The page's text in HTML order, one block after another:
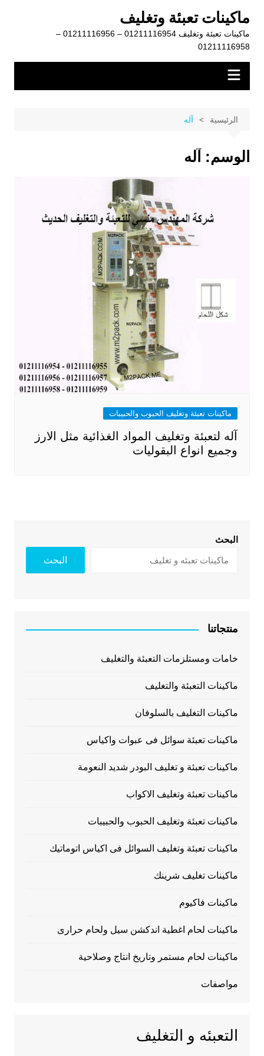
المحتوى
ماكينات تعبئة وتغليف
ماكينات تعبئة وتغليف 01211116954 – 01211116956 –
01211116958
الرئيسية آله
الوسم: آله
ماكينات تعبئة وتغليف الحبوب والحبيبات
آله لتعبئة وتغليف المواد الغذائية مثل الارز
وجميع انواع البقوليات
البحث
البحث
منتجاتنا
خامات ومستلزمات التعبئة والتغليف
ماكينات التعبئة والتغليف
ماكينات التغليف بالسلوفان
ماكينات تعبئة سوائل فى عبوات واكياس
ماكينات تعبئة و تغليف البودر شديد النعومة
ماكينات تعبئة وتغليف الاكواب
ماكينات تعبئة وتغليف الحبوب والحبيبات
ماكينات تعبئة وتغليف السوائل فى اكياس اتوماتيك
ماكينات تغليف شرينك
ماكينات فاكيوم
ماكينات لحام اغطية اندكشن سيل ولحام حرارى
ماكينات لحام مستمر وتاريخ انتاج وصلاحية
مواصفات
التعبئه و التغليف